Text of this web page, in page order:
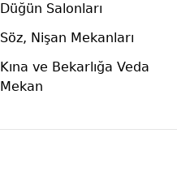
Düğün Salonları
Söz, Nişan Mekanları
Kına ve Bekarlığa Veda
Mekan